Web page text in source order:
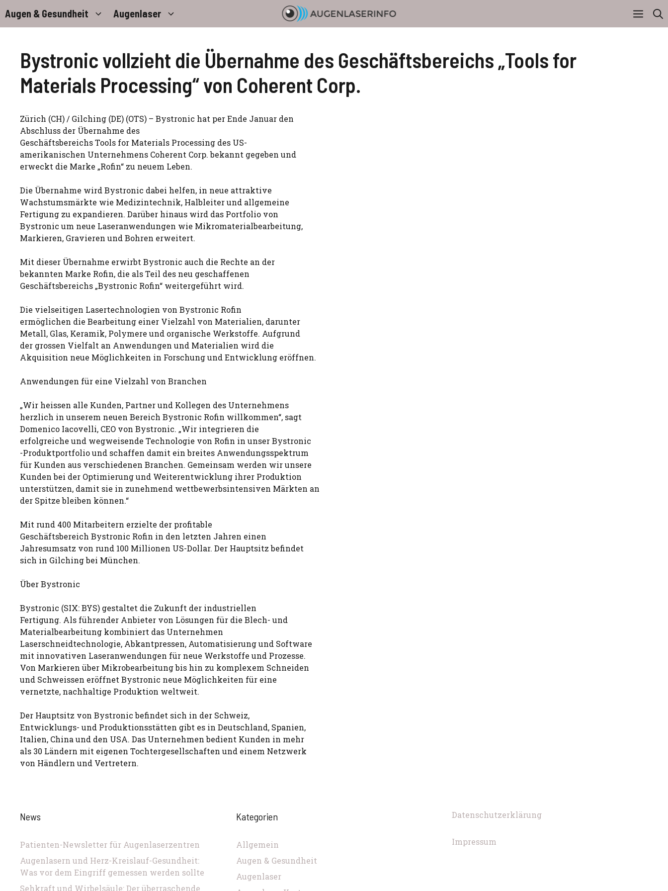
Inhalt
springen
Augen & Gesundheit Augenlaser
Bystronic vollzieht die Übernahme des Geschäftsbereichs „Tools for
Materials Processing“ von Coherent Corp.
Zürich (CH) / Gilching (DE) (OTS) – Bystronic hat per Ende Januar den
Abschluss der Übernahme des
Geschäftsbereichs Tools for Materials Processing des US-
amerikanischen Unternehmens Coherent Corp. bekannt gegeben und
erweckt die Marke „Rofin“ zu neuem Leben.
Die Übernahme wird Bystronic dabei helfen, in neue attraktive
Wachstumsmärkte wie Medizintechnik, Halbleiter und allgemeine
Fertigung zu expandieren. Darüber hinaus wird das Portfolio von
Bystronic um neue Laseranwendungen wie Mikromaterialbearbeitung,
Markieren, Gravieren und Bohren erweitert.
Mit dieser Übernahme erwirbt Bystronic auch die Rechte an der
bekannten Marke Rofin, die als Teil des neu geschaffenen
Geschäftsbereichs „Bystronic Rofin“ weitergeführt wird.
Die vielseitigen Lasertechnologien von Bystronic Rofin
ermöglichen die Bearbeitung einer Vielzahl von Materialien, darunter
Metall, Glas, Keramik, Polymere und organische Werkstoffe. Aufgrund
der grossen Vielfalt an Anwendungen und Materialien wird die
Akquisition neue Möglichkeiten in Forschung und Entwicklung eröffnen.
Anwendungen für eine Vielzahl von Branchen
„Wir heissen alle Kunden, Partner und Kollegen des Unternehmens
herzlich in unserem neuen Bereich Bystronic Rofin willkommen“, sagt
Domenico Iacovelli, CEO von Bystronic. „Wir integrieren die
erfolgreiche und wegweisende Technologie von Rofin in unser Bystronic
-Produktportfolio und schaffen damit ein breites Anwendungsspektrum
für Kunden aus verschiedenen Branchen. Gemeinsam werden wir unsere
Kunden bei der Optimierung und Weiterentwicklung ihrer Produktion
unterstützen, damit sie in zunehmend wettbewerbsintensiven Märkten an
der Spitze bleiben können.“
Mit rund 400 Mitarbeitern erzielte der profitable
Geschäftsbereich Bystronic Rofin in den letzten Jahren einen
Jahresumsatz von rund 100 Millionen US-Dollar. Der Hauptsitz befindet
sich in Gilching bei München.
Über Bystronic
Bystronic (SIX: BYS) gestaltet die Zukunft der industriellen
Fertigung. Als führender Anbieter von Lösungen für die Blech- und
Materialbearbeitung kombiniert das Unternehmen
Laserschneidtechnologie, Abkantpressen, Automatisierung und Software
mit innovativen Laseranwendungen für neue Werkstoffe und Prozesse.
Von Markieren über Mikrobearbeitung bis hin zu komplexem Schneiden
und Schweissen eröffnet Bystronic neue Möglichkeiten für eine
vernetzte, nachhaltige Produktion weltweit.
Der Hauptsitz von Bystronic befindet sich in der Schweiz,
Entwicklungs- und Produktionsstätten gibt es in Deutschland, Spanien,
Italien, China und den USA. Das Unternehmen bedient Kunden in mehr
als 30 Ländern mit eigenen Tochtergesellschaften und einem Netzwerk
von Händlern und Vertretern.
News
Patienten-Newsletter für Augenlaserzentren
Augenlasern und Herz-Kreislauf-Gesundheit:
Was vor dem Eingriff gemessen werden sollte
Sehkraft und Wirbelsäule: Der überraschende
Kategorien
Allgemein
Augen & Gesundheit
Augenlaser
Datenschutzerklärung
Impressum